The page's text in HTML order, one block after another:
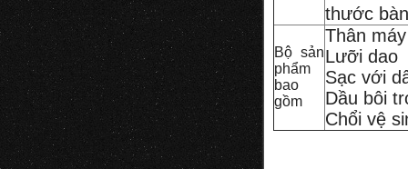
thước
Bộ sản
phẩm
bao
gồm
Thân
Lưỡi dao
Sạc với
Dầu bôi
Chổi vệ